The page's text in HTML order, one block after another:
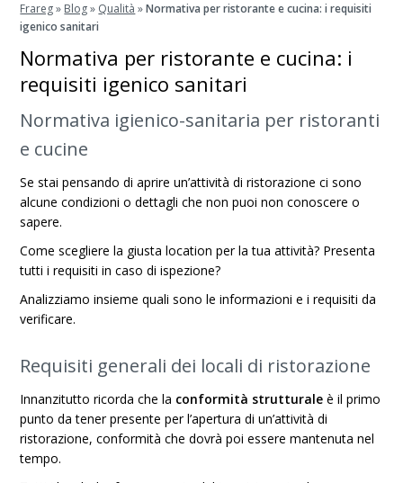
Frareg» Blog» Qualità »Normativa per ristorante e cucina: i requisiti
igenico sanitari
Normativa per ristorante e cucina: i
requisiti igenico sanitari
Normativa igienico-sanitaria per ristoranti
e cucine
Se stai pensando di aprire un’attività di ristorazione ci sono
alcune condizioni o dettagli che non puoi non conoscere o
sapere.
Come scegliere la giusta location per la tua attività? Presenta
tutti i requisiti in caso di ispezione?
Analizziamo insieme quali sono le informazioni e i requisiti da
verificare.
Requisiti generali dei locali di ristorazione
Innanzitutto ricorda che la conformità strutturale è il primo
punto da tener presente per l’apertura di un’attività di
ristorazione, conformità che dovrà poi essere mantenuta nel
tempo.